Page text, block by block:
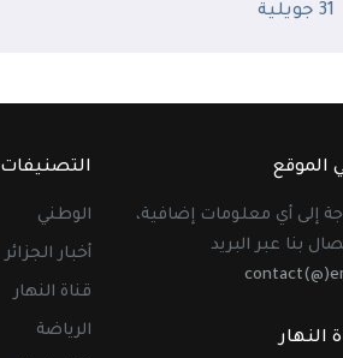
31 جويلية
الموقع
إلى أي معلومات إضافية،
بنا عبر البريد
التصنيفات
الوطني
أخبار الجزائر
قناة النهار
الرياضة